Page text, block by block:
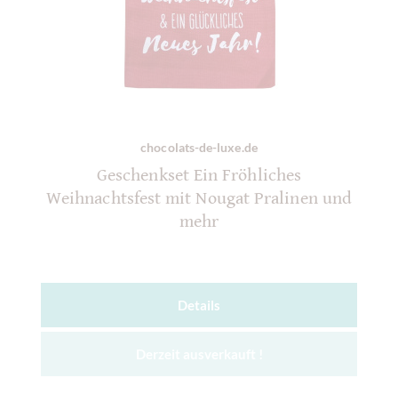
chocolats-de-luxe.de
Geschenkset Ein Fröhliches
Weihnachtsfest mit Nougat Pralinen und
mehr
Details